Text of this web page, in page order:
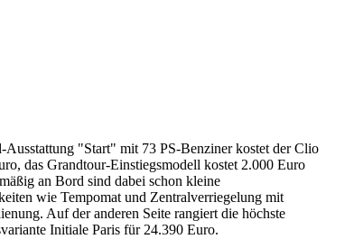
Ausstattung "Start" mit 73 PS-Benziner kostet der Clio
das Grandtour-Einstiegsmodell kostet 2.000 Euro
an Bord sind dabei schon kleine
wie Tempomat und Zentralverriegelung mit
Auf der anderen Seite rangiert die höchste
Initiale Paris für 24.390 Euro.